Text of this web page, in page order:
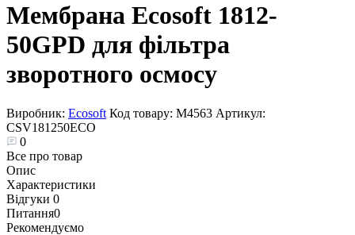
Мембрана Ecosoft 1812-
50GPD для фільтра
зворотного осмосу
Виробник: Ecosoft Код товару: М4563 Артикул:
CSV181250ECO
0
Все про товар
Опис
Характеристики
Відгуки 0
Питання0
Рекомендуємо